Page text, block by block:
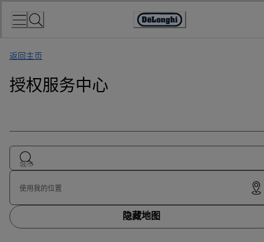
Accessibility
返回主页
授权服务中心
城市
使用我的位置
隐藏地图